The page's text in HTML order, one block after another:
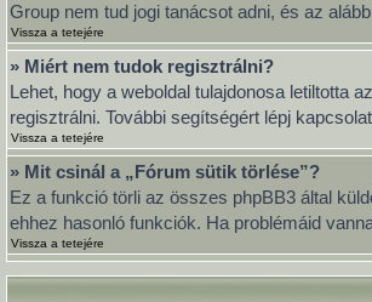
Group nem tud jogi tanácsot adni, és az
Vissza a tetejére
» Miért nem tudok regisztrálni?
Lehet, hogy a weboldal tulajdonosa letiltotta
regisztrálni. További segítségért lépj
Vissza a tetejére
» Mit csinál a „Fórum sütik törlése”?
Ez a funkció törli az összes phpBB3 által
ehhez hasonló funkciók. Ha problémáid
Vissza a tetejére